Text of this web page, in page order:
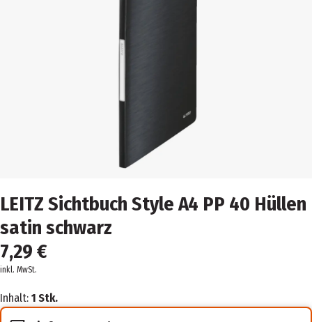
LEITZ Sichtbuch Style A4 PP 40 Hüllen
satin schwarz
7,29 €
inkl. MwSt.
Inhalt: 1 Stk.